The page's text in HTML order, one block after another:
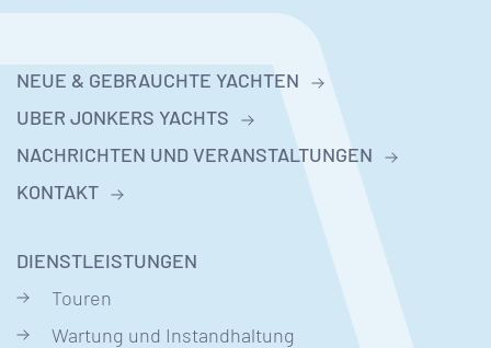
NEUE & GEBRAUCHTE YACHTEN
UBER JONKERS YACHTS
NACHRICHTEN UND VERANSTALTUNGEN
KONTAKT
DIENSTLEISTUNGEN
Touren
Wartung und Instandhaltung